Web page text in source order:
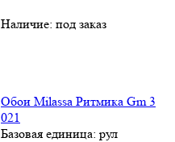
Наличие: под заказ
Обои Milassa Ритмика Gm 3
021
Базовая единица: рул